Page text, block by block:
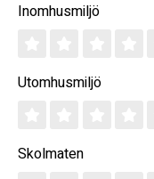
Inomhusmiljö
Utomhusmiljö
Skolmaten